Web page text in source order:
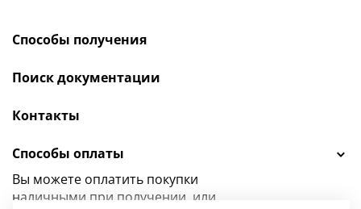
Способы получения
Поиск документации
Контакты
Способы оплаты
Вы можете оплатить покупки
наличными при получении, или